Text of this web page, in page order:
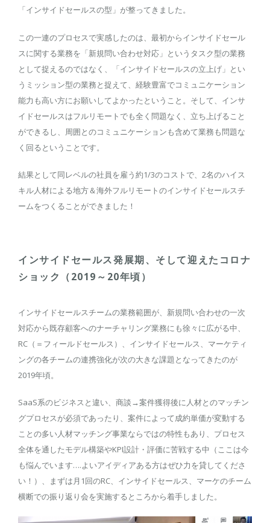
「インサイドセールスの型」が整ってきました。
この一連のプロセスで実感したのは、最初からインサイドセール
スに関する業務を「新規問い合わせ対応」というタスク型の業務
として捉えるのではなく、「インサイドセールスの立上げ」とい
うミッション型の業務と捉えて、経験豊富でコミュニケーション
能力も高い方にお願いしてよかったということ。そして、インサ
イドセールスはフルリモートでも全く問題なく、立ち上げること
ができるし、周囲とのコミュニケーションも含めて業務も問題な
く回るということです。
結果として同レベルの社員を雇う約1/3のコストで、2名のハイス
キル人材による地方＆海外フルリモートのインサイドセールスチ
ームをつくることができました！
インサイドセールス発展期、そして迎えたコロナ
ショック（2019～20年頃）
インサイドセールスチームの業務範囲が、新規問い合わせの一次
対応から既存顧客へのナーチャリング業務にも徐々に広がる中、
RC（＝フィールドセールス）、インサイドセールス、マーケティ
ングの各チームの連携強化が次の大きな課題となってきたのが
2019年頃。
SaaS系のビジネスと違い、商談→案件獲得後に人材とのマッチン
グプロセスが必須であったり、案件によって成約単価が変動する
ことの多い人材マッチング事業ならではの特性もあり、プロセス
全体を通したモデル構築やKPI設計・評価に苦戦する中（ここは今
も悩んでいます….よいアイディアある方はぜひ力を貸してくださ
い！）、まずは月1回のRC、インサイドセールス、マーケのチーム
横断での振り返り会を実施するところから着手しました。